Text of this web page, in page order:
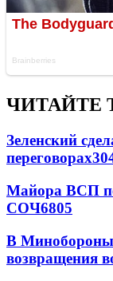
ЧИТАЙТЕ
Зеленский
переговорах
Майора ВСП
СОЧ6805
В Минобороны
возвращения